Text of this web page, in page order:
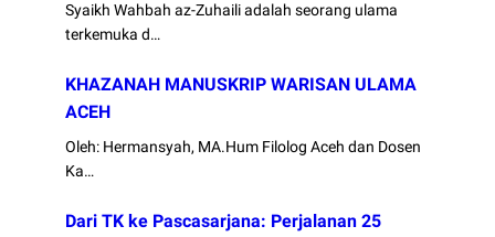
Syaikh Wahbah az-Zuhaili adalah seorang ulama
terkemuka d…
KHAZANAH MANUSKRIP WARISAN ULAMA
ACEH
Oleh: Hermansyah, MA.Hum Filolog Aceh dan Dosen
Ka…
Dari TK ke Pascasarjana: Perjalanan 25